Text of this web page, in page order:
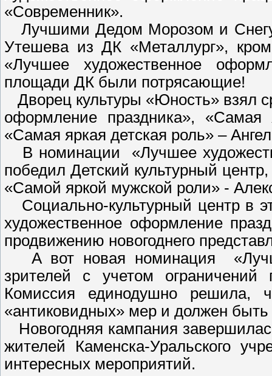
«Современник».
Лучшими Дедом Морозом и
Утешева из ДК «Металлург»,
«Лучшее художественное
площади ДК были потрясающие!
Дворец культуры «Юность» взял
оформление праздника»,
«Самая яркая детская роль» –
В номинации «Лучшее
победил Детский культурный
«Самой яркой мужской роли» -
Социально-культурный центр в
художественное оформление
продвижению новогоднего
А вот новая номинация
зрителей с учетом
Комиссия единодушно решила,
«антиковидных» мер и должен быть
Новогодняя кампания
жителей Каменска-Уральского
интересных мероприятий.